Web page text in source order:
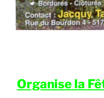
Organise la